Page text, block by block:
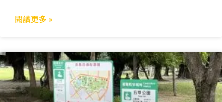
閱讀更多 »